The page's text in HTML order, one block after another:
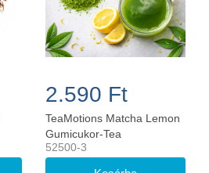
2.590 Ft
TeaMotions Matcha Lemon
Gumicukor-Tea
52500-3